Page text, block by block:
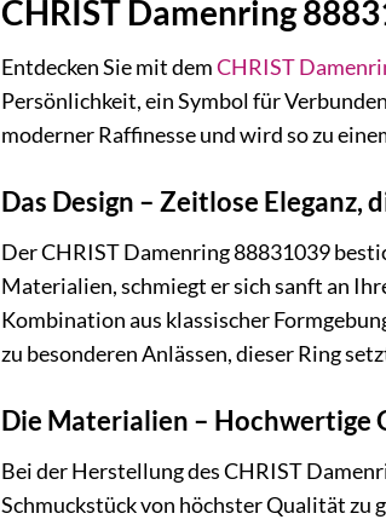
CHRIST Damenring
Entdecken Sie mit demCHRIST
Persönlichkeit, ein Symbol für
moderner Raffinesse und wird so zu
Das Design – Zeitlose Eleganz,
Der CHRIST Damenring 88831039
Materialien, schmiegt er sich sanft an
Kombination aus klassischer
zu besonderen Anlässen, dieser Ring
Die Materialien – Hochwertige
Bei der Herstellung des CHRIST
Schmuckstück von höchster Qualität zu